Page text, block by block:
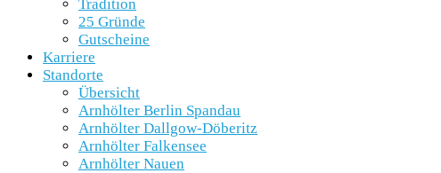
Tradition
25 Gründe
Gutscheine
Karriere
Standorte
Übersicht
Arnhölter Berlin Spandau
Arnhölter Dallgow-Döberitz
Arnhölter Falkensee
Arnhölter Nauen